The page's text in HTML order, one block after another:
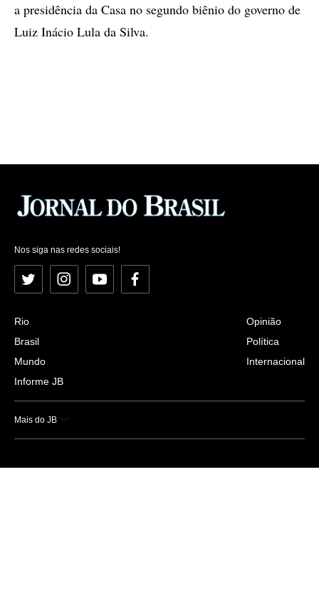
a presidência da Casa no segundo biênio do governo de
Luiz Inácio Lula da Silva.
Nos siga nas redes sociais!
Twitter InstagramYouTubeFacebook
Rio
Brasil
Mundo
Informe JB
Opinião
Política
Internacional
Mais do JB
Esportes